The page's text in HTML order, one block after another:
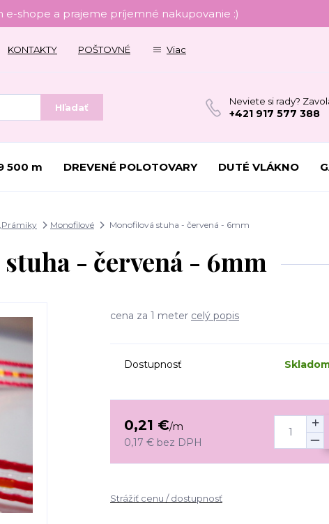
e-shope a prajeme príjemné nakupovanie :)
KONTAKTY POŠTOVNÉ Viac
Hľadať
Neviete si rady?
+421 917 577 388
500 m DREVENÉ POLOTOVARY DUTÉ VLÁKNO
Monofilové Monofilová stuha - červená - 6mm
- červená - 6mm
cena za 1 meter celý popis
Dostupnosť
0,21 €/m
0,17 € bez DPH
Strážiť cenu / dostupnosť